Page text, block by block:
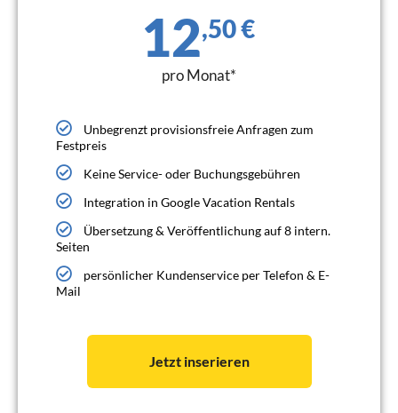
12,50 €
pro Monat*
Unbegrenzt provisionsfreie Anfragen zum
Festpreis
Keine Service- oder Buchungsgebühren
Integration in Google Vacation Rentals
Übersetzung & Veröffentlichung auf 8 intern.
Seiten
persönlicher Kundenservice per Telefon & E-
Mail
Jetzt inserieren